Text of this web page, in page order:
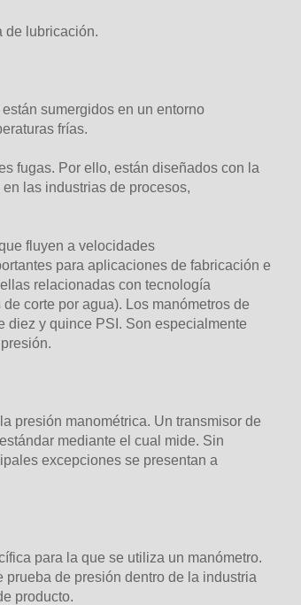
de lubricación.
sumergidos en un entorno
frías.
fugas. Por ello, están diseñados con la
las industrias de procesos,
fluyen a velocidades
para aplicaciones de fabricación e
relacionadas con tecnología
corte por agua). Los manómetros de
diez y quince PSI. Son especialmente
presión manométrica. Un transmisor de
mediante el cual mide. Sin
excepciones se presentan a
para la que se utiliza un manómetro.
de presión dentro de la industria
producto.